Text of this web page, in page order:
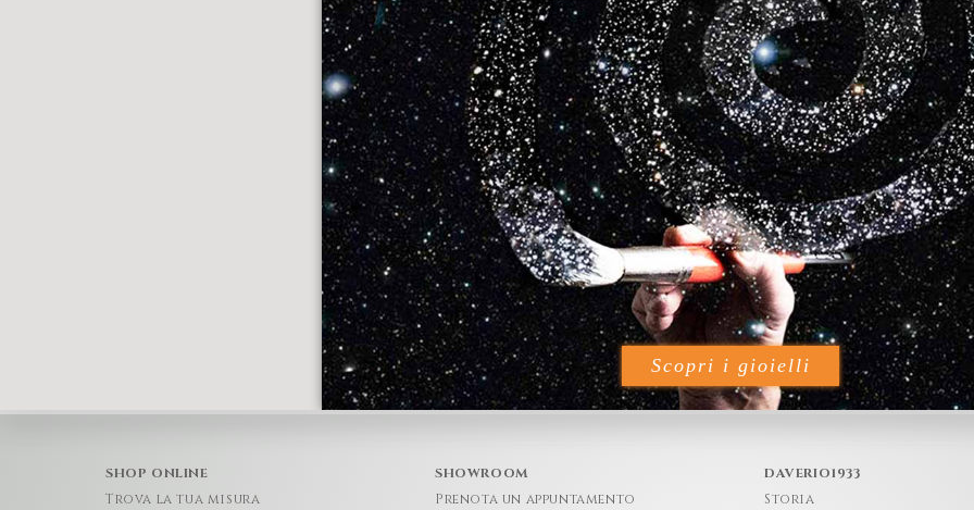
Scopri i gioielli
SHOP ONLINE
Trova la tua misura
SHOWROOM
Prenota un appuntamento
DAVERIO1933
Storia